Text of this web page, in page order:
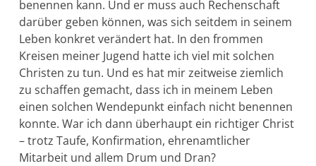
benennen kann. Und er muss auch Re­chen­schaft
darüber geben können, was sich seitdem in sei­nem
Leben konkret verändert hat. In den frommen
Kreisen meiner Jugend hatte ich viel mit sol­chen
Christen zu tun. Und es hat mir zeitweise ziemlich
zu schaffen ge­macht, dass ich in meinem Leben
einen sol­chen Wendepunkt ein­fach nicht be­nennen
konnte. War ich dann überhaupt ein richtiger Christ
– trotz Taufe, Konfirmation, eh­renamtlicher
Mitarbeit und allem Drum und Dran?